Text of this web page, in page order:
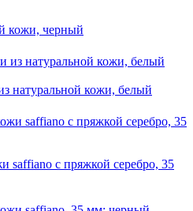
кожи, черный
натуральной кожи, белый
saffiano с пряжкой серебро, 35